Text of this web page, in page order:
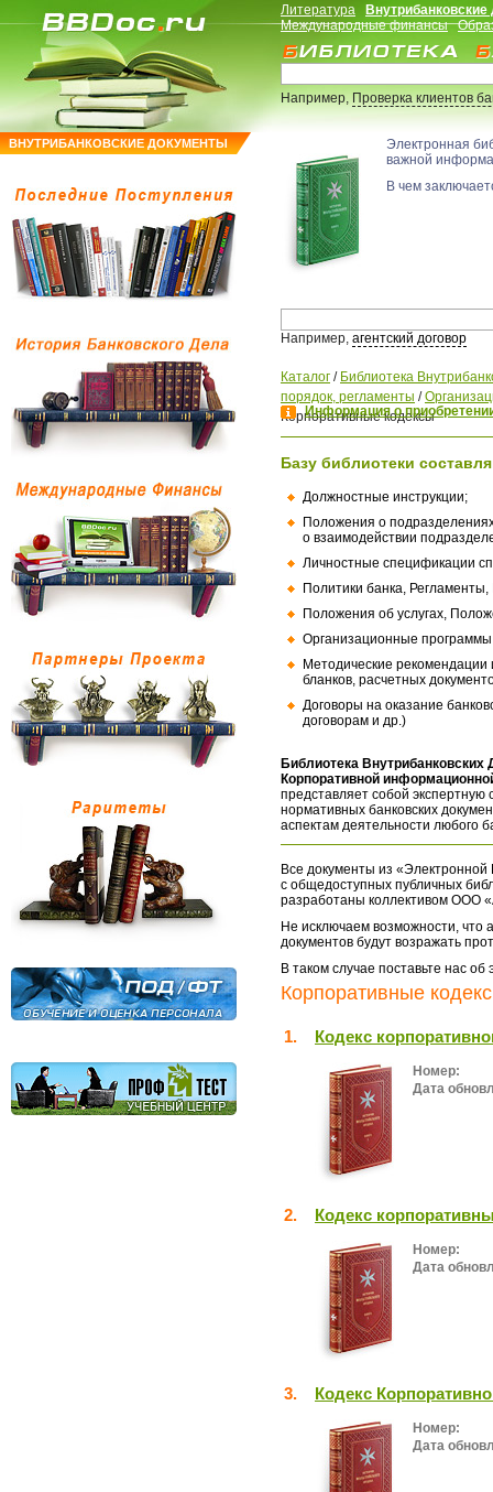
ВНУТРИБАНКОВСКИЕ ДОКУМЕНТЫ
Литература
Международные финансы
Например,Проверка клиентов
Электронная
важной
В чем
Например, агентский договор
Каталог / Библиотека
порядок, регламенты /
Корпоративные кодексы
Информация о
Базу библиотеки
Должностные инструкции;
Положения о
о взаимодействии
Личностные спецификации
Политики банка,
Положения об услугах,
Организационные
Методические
бланков, расчетных
Договоры на оказание
договорам и др.)
Библиотека
Корпоративной
представляет собой экспертную
нормативных банковских
аспектам деятельности любого
Все документы из «Электронной
с общедоступных публичных
разработаны коллективом ООО
Не исключаем возможности, что
документов будут возражать
В таком случае поставьте нас
Корпоративные
1. Кодекс
Номер:
Дата
2. Кодекс
Номер:
Дата
3. Кодекс
Номер:
Дата